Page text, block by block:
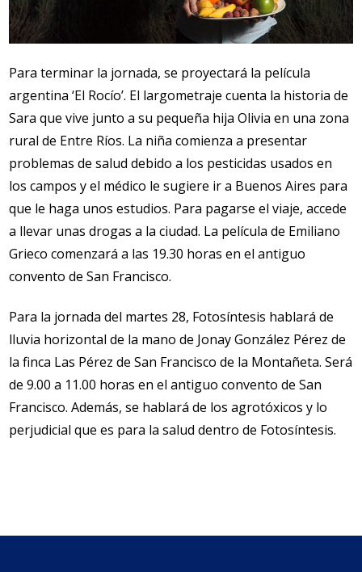
Para terminar la jornada, se proyectará la película
argentina ‘El Rocío’. El largometraje cuenta la historia de
Sara que vive junto a su pequeña hija Olivia en una zona
rural de Entre Ríos. La niña comienza a presentar
problemas de salud debido a los pesticidas usados en
los campos y el médico le sugiere ir a Buenos Aires para
que le haga unos estudios. Para pagarse el viaje, accede
a llevar unas drogas a la ciudad. La película de Emiliano
Grieco comenzará a las 19.30 horas en el antiguo
convento de San Francisco.
Para la jornada del martes 28, Fotosíntesis hablará de
lluvia horizontal de la mano de Jonay González Pérez de
la finca Las Pérez de San Francisco de la Montañeta. Será
de 9.00 a 11.00 horas en el antiguo convento de San
Francisco. Además, se hablará de los agrotóxicos y lo
perjudicial que es para la salud dentro de Fotosíntesis.